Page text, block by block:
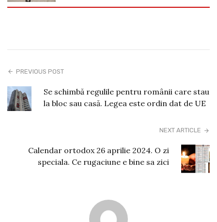
PREVIOUS POST
Se schimbă regulile pentru românii care stau
la bloc sau casă. Legea este ordin dat de UE
NEXT ARTICLE
Calendar ortodox 26 aprilie 2024. O zi
speciala. Ce rugaciune e bine sa zici